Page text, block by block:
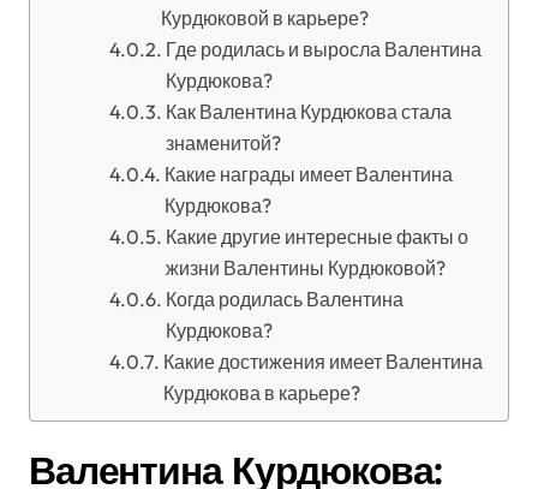
Курдюковой в карьере?
Где родилась и выросла Валентина
Курдюкова?
Как Валентина Курдюкова стала
знаменитой?
Какие награды имеет Валентина
Курдюкова?
Какие другие интересные факты о
жизни Валентины Курдюковой?
Когда родилась Валентина
Курдюкова?
Какие достижения имеет Валентина
Курдюкова в карьере?
Валентина Курдюкова: